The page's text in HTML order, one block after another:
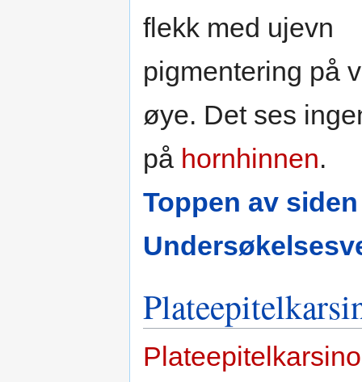
flekk med ujevn
pigmentering på
øye. Det ses
på hornhinnen.
Toppen av siden